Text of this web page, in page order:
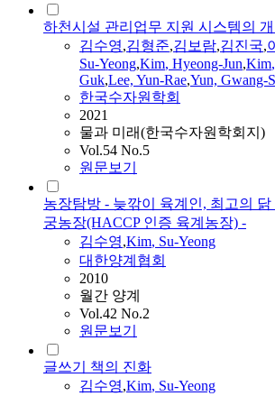
하천시설 관리업무 지원 시스템의
김수영,김형준,김보람,김진국,
Su-Yeong,Kim, Hyeong-Jun,Kim
Guk,Lee, Yun-Rae,Yun, Gwang-
한국수자원학회
2021
물과 미래(한국수자원학회지)
Vol.54 No.5
원문보기
농장탐방 - 늦깎이 육계인, 최고의
궁농장(HACCP 인증 육계농장) -
김수영,Kim, Su-Yeong
대한양계협회
2010
월간 양계
Vol.42 No.2
원문보기
글쓰기 책의 진화
김수영,Kim, Su-Yeong